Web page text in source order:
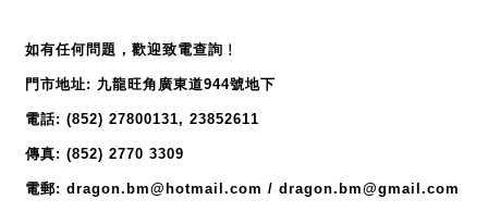
如有任何問題，歡迎致電查詢﹗
門市地址: 九龍旺角廣東道944號地下
電話: (852) 27800131, 23852611
傳真: (852) 2770 3309
電郵: dragon.bm@hotmail.com / dragon.bm@gmail.com